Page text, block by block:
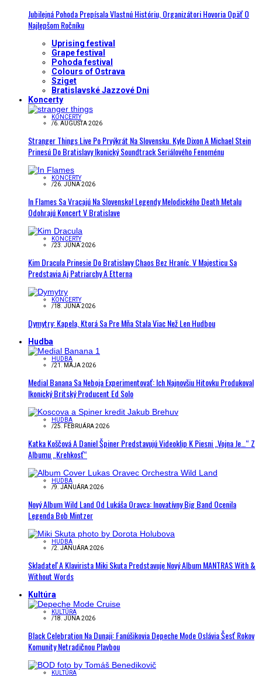
Jubilejná Pohoda Prepísala Vlastnú Históriu, Organizátori Hovoria Opäť O
Najlepšom Ročníku
Uprising festival
Grape festival
Pohoda festival
Colours of Ostrava
Sziget
Bratislavské Jazzové Dni
Koncerty
KONCERTY
/6. AUGUSTA 2026
Stranger Things Live Po Prvýkrát Na Slovensku. Kyle Dixon A Michael Stein
Prinesú Do Bratislavy Ikonický Soundtrack Seriálového Fenoménu
KONCERTY
/26. JÚNA 2026
In Flames Sa Vracajú Na Slovensko! Legendy Melodického Death Metalu
Odohrajú Koncert V Bratislave
KONCERTY
/23. JÚNA 2026
Kim Dracula Prinesie Do Bratislavy Chaos Bez Hraníc. V Majesticu Sa
Predstavia Aj Patriarchy A Etterna
KONCERTY
/18. JÚNA 2026
Dymytry: Kapela, Ktorá Sa Pre Mňa Stala Viac Než Len Hudbou
Hudba
HUDBA
/21. MÁJA 2026
Medial Banana Sa Neboja Experimentovať: Ich Najnovšiu Hitovku Produkoval
Ikonický Britský Producent Ed Solo
HUDBA
/25. FEBRUÁRA 2026
Katka Koščová A Daniel Špiner Predstavujú Videoklip K Piesni „Vojna Je…“ Z
Albumu „Krehkosť“
HUDBA
/9. JANUÁRA 2026
Nový Album Wild Land Od Lukáša Oravca: Inovatívny Big Band Ocenila
Legenda Bob Mintzer
HUDBA
/2. JANUÁRA 2026
Skladateľ A Klavirista Miki Skuta Predstavuje Nový Album MANTRAS With &
Without Words
Kultúra
KULTÚRA
/18. JÚNA 2026
Black Celebration Na Dunaji: Fanúšikovia Depeche Mode Oslávia Šesť Rokov
Komunity Netradičnou Plavbou
KULTÚRA